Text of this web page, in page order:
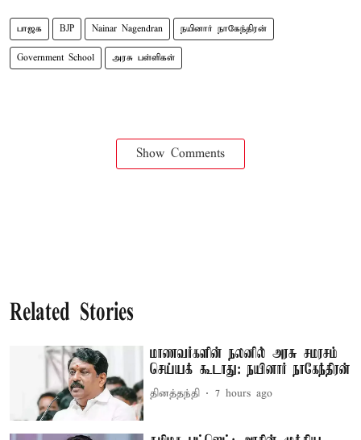
பாஜக BJP Nainar Nagendran நயினார் நாகேந்திரன்
Government School அரசு பள்ளிகள்
Show Comments
Related Stories
மாணவர்களின் நலனில் அரசு சமரசம்
செய்யக் கூடாது: நயினார் நாகேந்திரன்
தினத்தந்தி 7 hours ago